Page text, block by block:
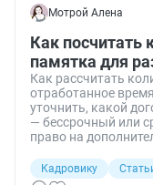
Мотрой Алена
Как посчитать
памятка для
Как рассчитать
отработанное
уточнить, какой
— бессрочный или
право на
продолжительность
Кадровику